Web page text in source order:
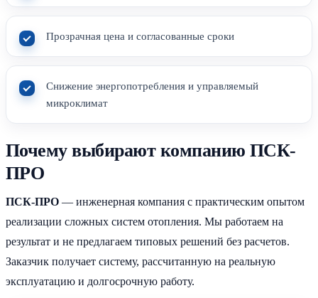
Прозрачная цена и согласованные сроки
Снижение энергопотребления и управляемый
микроклимат
Почему выбирают компанию ПСК-
ПРО
ПСК-ПРО — инженерная компания с практическим опытом
реализации сложных систем отопления. Мы работаем на
результат и не предлагаем типовых решений без расчетов.
Заказчик получает систему, рассчитанную на реальную
эксплуатацию и долгосрочную работу.